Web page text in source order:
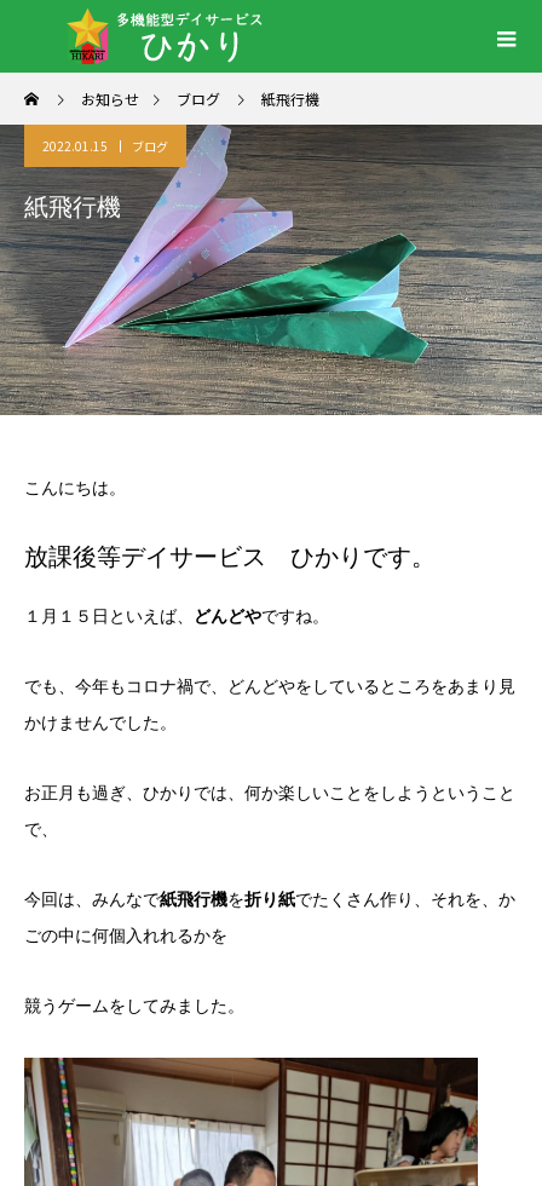
お知らせ ブログ 紙飛行機
2022.01.15 ブログ
紙飛行機
こんにちは。
放課後等デイサービス ひかりです。
１月１５日といえば、 どんどやですね。
でも、今年もコロナ禍で、どんどやをしているところをあまり見
かけませんでした。
お正月も過ぎ、ひかりでは、何か楽しいことをしようということ
で、
今回は、みんなで紙飛行機を折り紙でたくさん作り、それを、か
ごの中に何個入れれるかを
競うゲームをしてみました。